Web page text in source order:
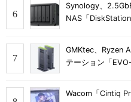
Synology、
NAS「
GMKtec、Ryzen
テーション「EVO-
Wacom「Cintiq